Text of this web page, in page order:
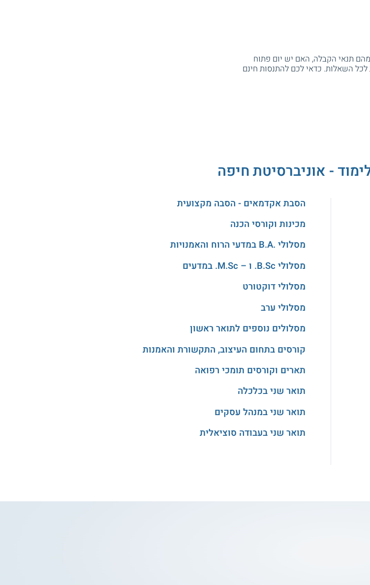
תנאי הקבלה, האם יש יום פתוח
השאלות. כדאי לכם להתנסות חינם
- אוניברסיטת חיפה
הסבת אקדמאים - הסבה מקצועית
מכינות וקורסי הכנה
מסלולי .B.A במדעי הרוח והאמנויות
מסלולי B.Sc. ו – M.Sc. במדעים
מסלולי דוקטורט
מסלולי ערב
מסלולים נוספים לתואר ראשון
קורסים בתחום העיצוב, התקשורת והאמנות
תארים וקורסים תומכי רפואה
תואר שני בכלכלה
תואר שני במנהל עסקים
תואר שני בעבודה סוציאלית